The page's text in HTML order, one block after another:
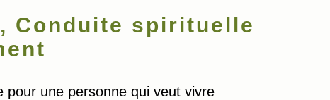
Conduite spirituelle
pour une personne qui veut vivre